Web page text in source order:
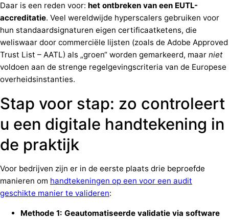
Daar is een reden voor: het ontbreken van een EUTL-
accreditatie. Veel wereldwijde hyperscalers gebruiken voor
hun standaardsignaturen eigen certificaatketens, die
weliswaar door commerciële lijsten (zoals de Adobe Approved
Trust List – AATL) als „groen“ worden gemarkeerd, maar niet
voldoen aan de strenge regelgevingscriteria van de Europese
overheidsinstanties.
Stap voor stap: zo controleert
u een digitale handtekening in
de praktijk
Voor bedrijven zijn er in de eerste plaats drie beproefde
manieren om handtekeningen op een voor een audit
geschikte manier te valideren:
Methode 1: Geautomatiseerde validatie via software